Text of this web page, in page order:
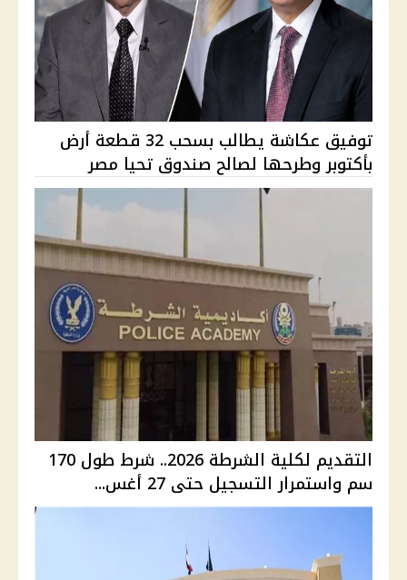
توفيق عكاشة يطالب بسحب 32 قطعة أرض
بأكتوبر وطرحها لصالح صندوق تحيا مصر
التقديم لكلية الشرطة 2026.. شرط طول 170
سم واستمرار التسجيل حتى 27 أغس...